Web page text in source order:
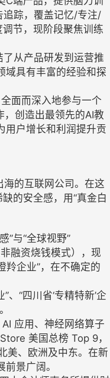
踪，覆盖记忆/专注/
节，现阶段聚焦训练
从产品研发到运营推
域具有丰富的经验和探
面而深入地参与一个
创造出最领先的AI教
用户增长和利润提升贡
的互联网公司。在这
的安全感，用“真金白
”与“全球视野”
融资烧钱模式），现
羚企业”，在不确定的
“四川省‘专精特新’企
应用、神经网络算子
美国总榜 Top 9，
美、欧洲及中东。在新
景广阔。